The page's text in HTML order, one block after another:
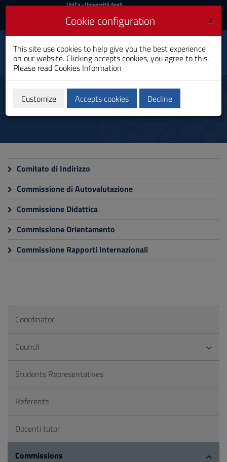
Skip
Content
to
Go
Footer
UniCa
Login
UniCa- Università degli
Login UniCA News
Toggle
navigation
Biotechnology
Bachelor's Degree
Commissions
Comitato di Indirizzo
Commissione di Autovalutazione
Commissione Didattica
Commissione Orientamento
Commissione Rapporti Internazionali
Coordinator
Council
Students Representatives
Referents
Docenti tutor
Commissions
×
Cookie configuration
This site use cookies to help give you the best experience
on our website. Clicking accepts cookies, you agree to this.
Please read Cookies Information
Customize Accepts cookies Decline